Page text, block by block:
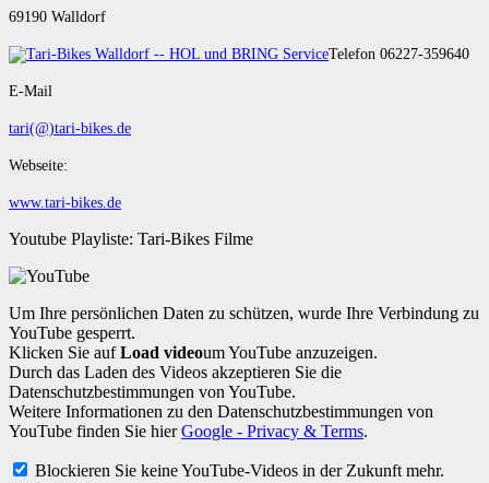
69190 Walldorf
Telefon 06227-359640
E-Mail
tari(@)tari-bikes.de
Webseite:
www.tari-bikes.de
Youtube Playliste: Tari-Bikes Filme
Um Ihre persönlichen Daten zu schützen, wurde Ihre Verbindung zu
YouTube gesperrt.
Klicken Sie aufLoad videoum YouTube anzuzeigen.
Durch das Laden des Videos akzeptieren Sie die
Datenschutzbestimmungen von YouTube.
Weitere Informationen zu den Datenschutzbestimmungen von
YouTube finden Sie hierGoogle - Privacy & Terms.
Blockieren Sie keine YouTube-Videos in der Zukunft mehr.